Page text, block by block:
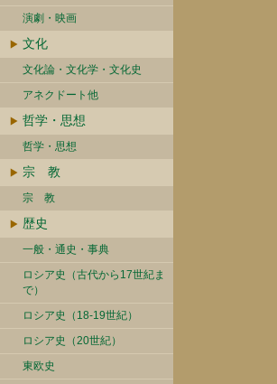
演劇・映画
文化
文化論・文化学・文化史
アネクドート他
哲学・思想
哲学・思想
宗 教
宗 教
歴史
一般・通史・事典
ロシア史（古代から17世紀ま
で）
ロシア史（18-19世紀）
ロシア史（20世紀）
東欧史